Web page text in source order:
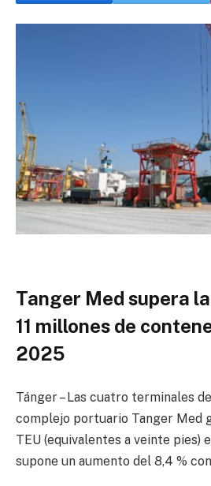
Tanger Med supera
11 millones de
2025
Tánger – Las cuatro terminales
complejo portuario Tanger Med
TEU (equivalentes a veinte pies)
supone un aumento del 8,4 %